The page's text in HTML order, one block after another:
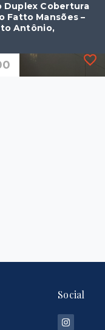
Duplex Cobertura
Fatto Mansões –
Antônio,
Antônio -
Social